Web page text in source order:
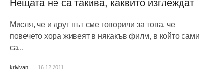
Нещата не са такива, каквито изглеждат
Мисля, че и друг път сме говорили за това, че
повечето хора живеят в някакъв филм, в който сами
са...
krivivan 16.12.2011